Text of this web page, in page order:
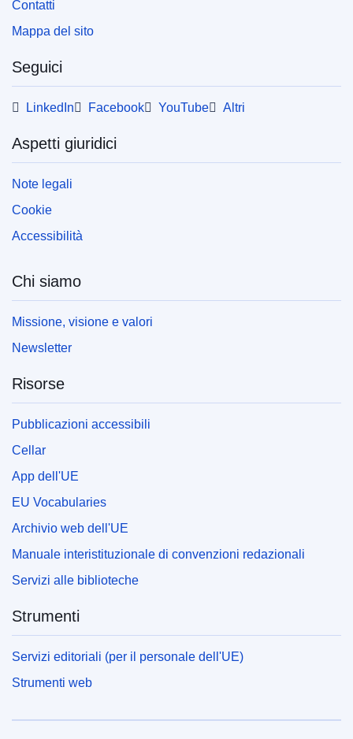
Contatti
Mappa del sito
Seguici
LinkedIn Facebook YouTube Altri
Aspetti giuridici
Note legali
Cookie
Accessibilità
Chi siamo
Missione, visione e valori
Newsletter
Risorse
Pubblicazioni accessibili
Cellar
App dell'UE
EU Vocabularies
Archivio web dell'UE
Manuale interistituzionale di convenzioni redazionali
Servizi alle biblioteche
Strumenti
Servizi editoriali (per il personale dell'UE)
Strumenti web